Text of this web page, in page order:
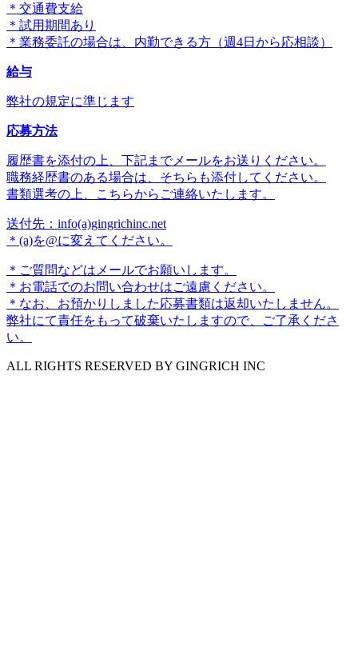
＊交通費支給
＊試用期間あり
＊業務委託の場合は、内勤できる方（週4日から応相談）
給与
弊社の規定に準じます
応募方法
履歴書を添付の上、下記までメールをお送りください。
職務経歴書のある場合は、そちらも添付してください。
書類選考の上、こちらからご連絡いたします。
送付先：info(a)gingrichinc.net
＊(a)を@に変えてください。
＊ご質問などはメールでお願いします。
＊お電話でのお問い合わせはご遠慮ください。
＊なお、お預かりしました応募書類は返却いたしません。
弊社にて責任をもって破棄いたしますので、ご了承くださ
い。
ALL RIGHTS RESERVED BY GINGRICH INC